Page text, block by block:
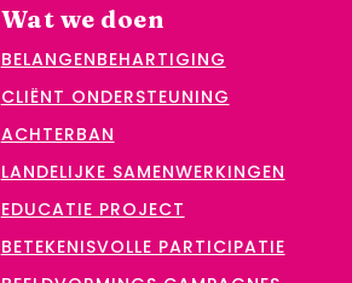
Wat we doen
BELANGENBEHARTIGING
CLIËNT ONDERSTEUNING
ACHTERBAN
LANDELIJKE SAMENWERKINGEN
EDUCATIE PROJECT
BETEKENISVOLLE PARTICIPATIE